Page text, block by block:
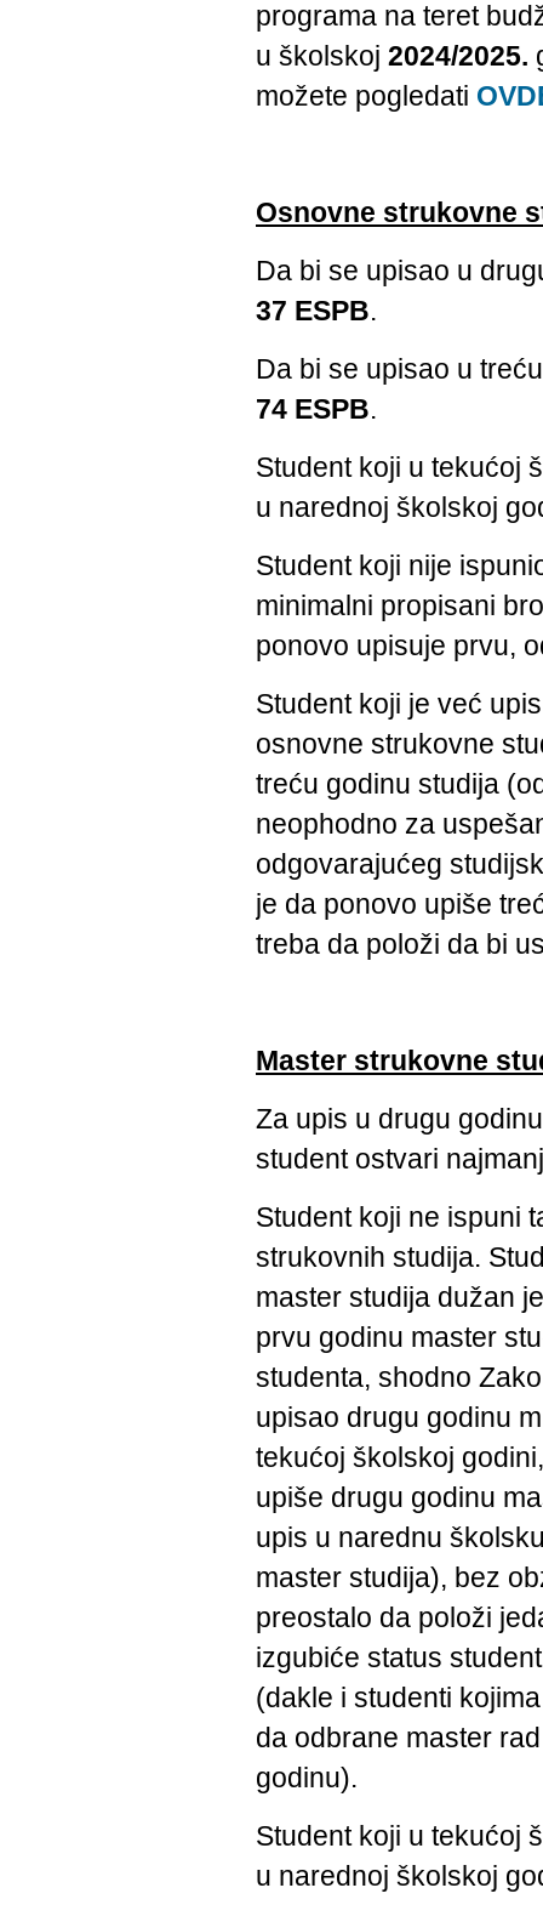
programa na teret
u školskoj 2024/2025.
možete pogledati
Osnovne strukovne
Da bi se upisao u
37 ESPB.
Da bi se upisao u
74 ESPB.
Student koji u tekućoj
u narednoj školskoj
Student koji nije
minimalni propisani
ponovo upisuje prvu,
Student koji je već
osnovne strukovne
treću godinu studija
neophodno za
odgovarajućeg
je da ponovo upiše
treba da položi da bi
Master strukovne
Za upis u drugu
student ostvari
Student koji ne ispuni
strukovnih studija.
master studija dužan
prvu godinu master
studenta, shodno
upisao drugu godinu
tekućoj školskoj
upiše drugu godinu
upis u narednu
master studija), bez
preostalo da položi
izgubiće status
(dakle i studenti
da odbrane master
godinu).
Student koji u tekućoj
u narednoj školskoj